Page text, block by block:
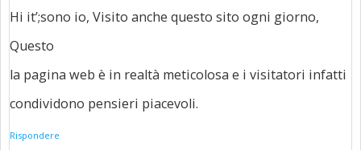
Hi it’;sono io, Visito anche questo sito ogni giorno,
Questo
la pagina web è in realtà meticolosa e i visitatori infatti
condividono pensieri piacevoli.
Rispondere